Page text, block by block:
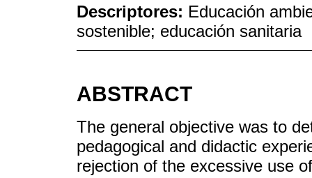
Descriptores: Educación
sostenible; educación sanitaria
ABSTRACT
The general objective was to
pedagogical and didactic
rejection of the excessive use